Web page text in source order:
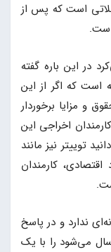
است که پس از
در این باره گفته
است که اگر از این
از آن از حقوق و مزایا برخوردار
اخراجی این
توییتر نیز مانند
کارمندان
ندارد و در پاسخ
می‌شود را با یک